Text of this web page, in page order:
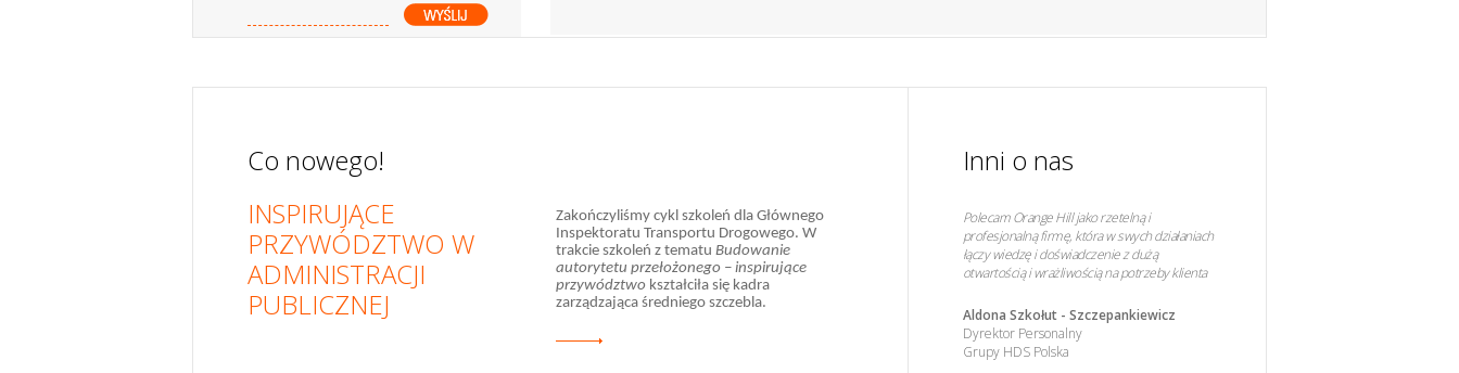
Co nowego!
INSPIRUJĄCE
PRZYWÓDZTWO W
ADMINISTRACJI
PUBLICZNEJ
Zakończyliśmy cykl szkoleń dla Głównego
Inspektoratu Transportu Drogowego. W
trakcie szkoleń z tematu Budowanie
autorytetu przełożonego – inspirujące
przywództwo kształciła się kadra
zarządzająca średniego szczebla.
13 czerwca 2013 w Warszawie, na
zaproszenie serwisu publiczni.pl, Tomasz
Dąbrowski - nasz ekspert inspirował i
podpowiadał:
Inni o nas
Polecam Orange Hill jako rzetelną i
profesjonalną firmę, która w swych działaniach
łączy wiedzę i doświadczenie z dużą
otwartością i wrażliwością na potrzeby klienta
Aldona Szkołut - Szczepankiewicz
Dyrektor Personalny
Grupy HDS Polska